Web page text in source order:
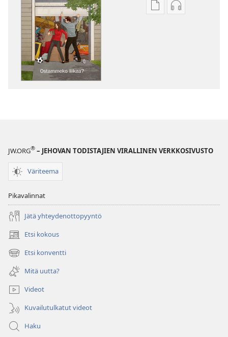
JulkaisujenÄänitteiden
JW.ORG® – JEHOVAN TODISTAJIEN VIRALLINEN VERKKOSIVUSTO
Väriteema
Pikavalinnat
Jätä yhteydenottopyyntö
Etsi kokous
(avaa
uuden
ikkunan)
Etsi konventti
(avaa
uuden
ikkunan)
Mitä uutta?
Videot
Kuvailutulkatut videot
Haku